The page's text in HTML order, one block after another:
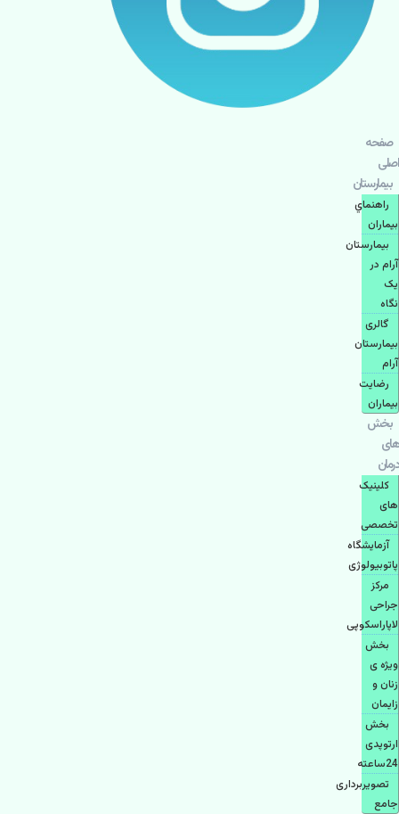
صفحه
اصلی
بيمارستان
راهنماي
بیماران
بیمارستان
آرام در
یک
نگاه
گالری
بیمارستان
آرام
رضایت
بیماران
بخش
های
درمان
کلینیک
های
تخصصی
آزمایشگاه
پاتوبیولوژی
مرکز
جراحی
لاپاراسکوپی
بخش
ویژه ی
زنان و
زایمان
بخش
ارتوپدی
24ساعته
تصویربرداری
جامع